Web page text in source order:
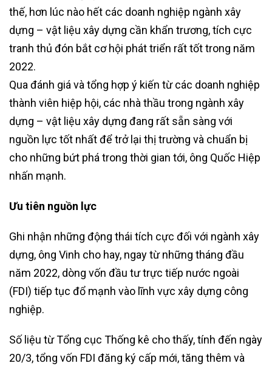
thế, hơn lúc nào hết các doanh nghiệp ngành xây
dựng – vật liệu xây dựng cần khẩn trương, tích cực
tranh thủ đón bắt cơ hội phát triển rất tốt trong năm
2022.
Qua đánh giá và tổng hợp ý kiến từ các doanh nghiệp
thành viên hiệp hội, các nhà thầu trong ngành xây
dựng – vật liệu xây dựng đang rất sẵn sàng với
nguồn lực tốt nhất để trở lại thị trường và chuẩn bị
cho những bứt phá trong thời gian tới, ông Quốc Hiệp
nhấn mạnh.
Ưu tiên nguồn lực
Ghi nhận những động thái tích cực đối với ngành xây
dựng, ông Vinh cho hay, ngay từ những tháng đầu
năm 2022, dòng vốn đầu tư trực tiếp nước ngoài
(FDI) tiếp tục đổ mạnh vào lĩnh vực xây dựng công
nghiệp.
Số liệu từ Tổng cục Thống kê cho thấy, tính đến ngày
20/3, tổng vốn FDI đăng ký cấp mới, tăng thêm và